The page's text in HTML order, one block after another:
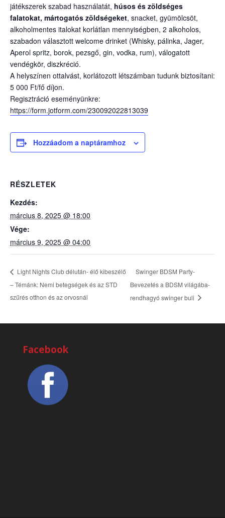
játékszerek szabad használatát, húsos és zöldséges
falatokat, mártogatós zöldségeket, snacket, gyümölcsöt,
alkoholmentes italokat korlátlan mennyiségben, 2 alkoholos,
szabadon választott welcome drinket (Whisky, pálinka, Jager,
Aperol spritz, borok, pezsgő, gin, vodka, rum), válogatott
vendégkör, diszkréció.
A helyszínen ottalvást, korlátozott létszámban tudunk biztosítani:
5 000 Ft/fő díjon.
Regisztráció eseményünkre:
https://form.jotform.com/230092022813039
Hozzáadom a naptáramhoz
RÉSZLETEK
Kezdés:
március 8, 2025 @ 18:00
Vége:
március 9, 2025 @ 04:00
Light Nights Club délután- élő kibeszélő
– Témánk: Nemi betegségek és az STD
szűrés otthon és az orvosnál
Swinger BDSM Party-
Bevezetés a BDSM világába-
rendhagyó swinger buli
Facebook